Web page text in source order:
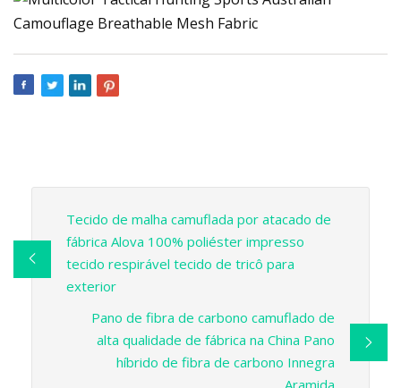
Tecido de malha camuflada por atacado de
fábrica Alova 100% poliéster impresso
tecido respirável tecido de tricô para
exterior
Pano de fibra de carbono camuflado de
alta qualidade de fábrica na China Pano
híbrido de fibra de carbono Innegra
Aramida